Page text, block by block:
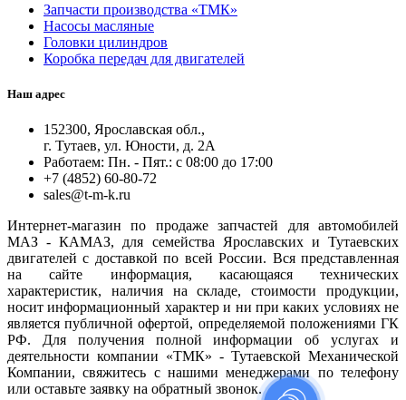
Запчасти производства «ТМК»
Насосы масляные
Головки цилиндров
Коробка передач для двигателей
Наш адрес
152300, Ярославская обл.,
г. Тутаев, ул. Юности, д. 2А
Работаем: Пн. - Пят.: с 08:00 до 17:00
+7 (4852) 60-80-72
sales@t-m-k.ru
Интернет-магазин по продаже запчастей для автомобилей
МАЗ - КАМАЗ, для семейства Ярославских и Тутаевских
двигателей с доставкой по всей России. Вся представленная
на сайте информация, касающаяся технических
характеристик, наличия на складе, стоимости продукции,
носит информационный характер и ни при каких условиях не
является публичной офертой, определяемой положениями ГК
РФ. Для получения полной информации об услугах и
деятельности компании «ТМК» - Тутаевской Механической
Компании, свяжитесь с нашими менеджерами по телефону
или оставьте заявку на обратный звонок.